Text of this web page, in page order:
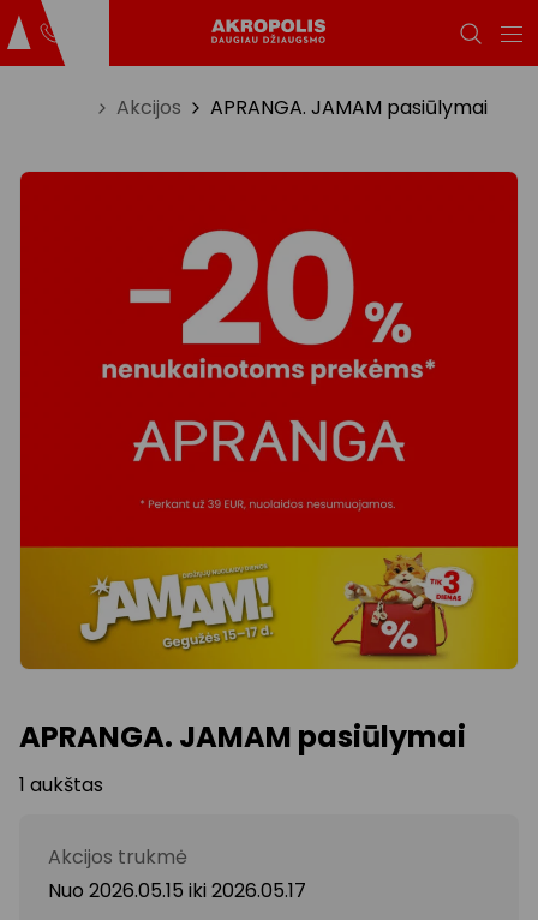
Akcijos APRANGA. JAMAM pasiūlymai
APRANGA. JAMAM pasiūlymai
1 aukštas
Akcijos trukmė
Nuo 2026.05.15 iki 2026.05.17